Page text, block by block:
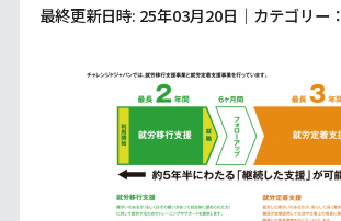
最終更新日時: 25年03月20日｜カテゴリー：